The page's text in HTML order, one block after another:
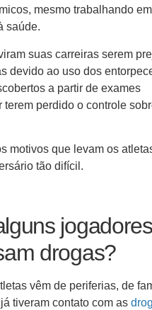
mesmo trabalhando
saúde.
suas carreiras serem
devido ao uso dos
a partir de exames
terem perdido o controle
motivos que levam os
tão difícil.
drogas?
vêm de periferias, de
tiveram contato com as